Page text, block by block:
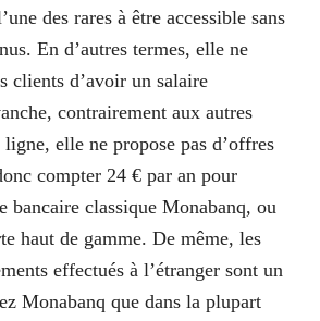
des rares à être accessible sans
En d’autres termes, elle ne
clients d’avoir un salaire
contrairement aux autres
ligne, elle ne propose pas d’offres
compter 24 € par an pour
bancaire classique Monabanq, ou
haut de gamme. De même, les
effectués à l’étranger sont un
Monabanq que dans la plupart